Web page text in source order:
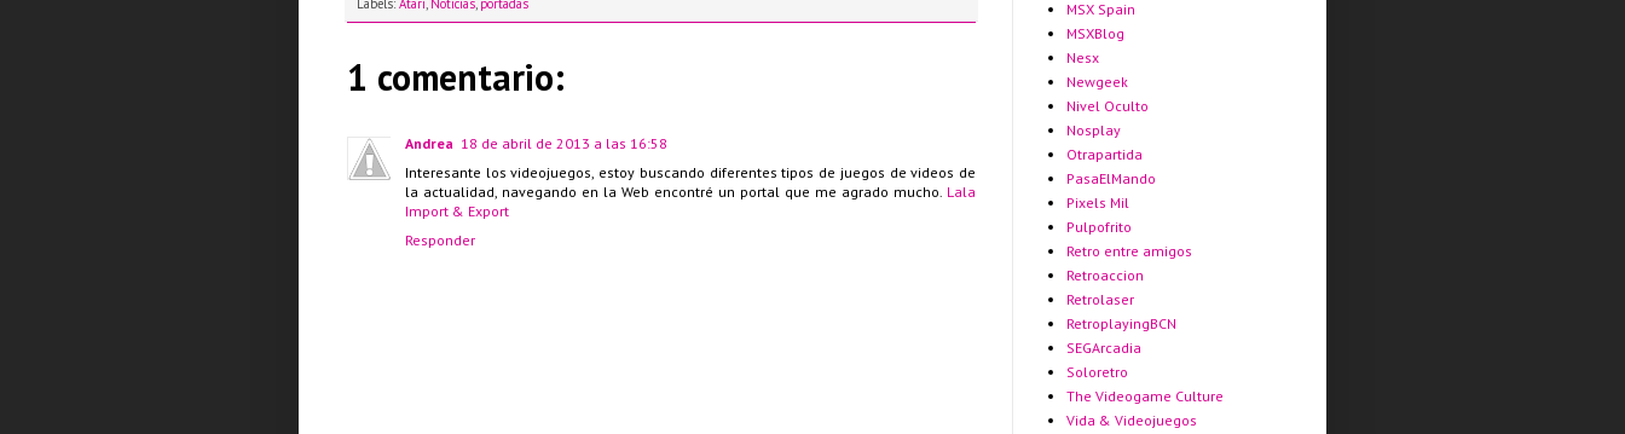
Labels: Atari, Noticias, portadas
1 comentario:
Andrea 18 de abril de 2013 a las 16:58
Interesante los videojuegos, estoy buscando diferentes tipos de juegos de videos de
la actualidad, navegando en la Web encontré un portal que me agrado mucho. Lala
Import & Export
Responder
MSX Spain
MSXBlog
Nesx
Newgeek
Nivel Oculto
Nosplay
Otrapartida
PasaElMando
Pixels Mil
Pulpofrito
Retro entre amigos
Retroaccion
Retrolaser
RetroplayingBCN
SEGArcadia
Soloretro
The Videogame Culture
Vida & Videojuegos